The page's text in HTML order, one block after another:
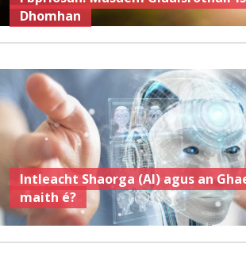
Dhomhan
Intleacht Shaorga (AI) agus an
maith é?